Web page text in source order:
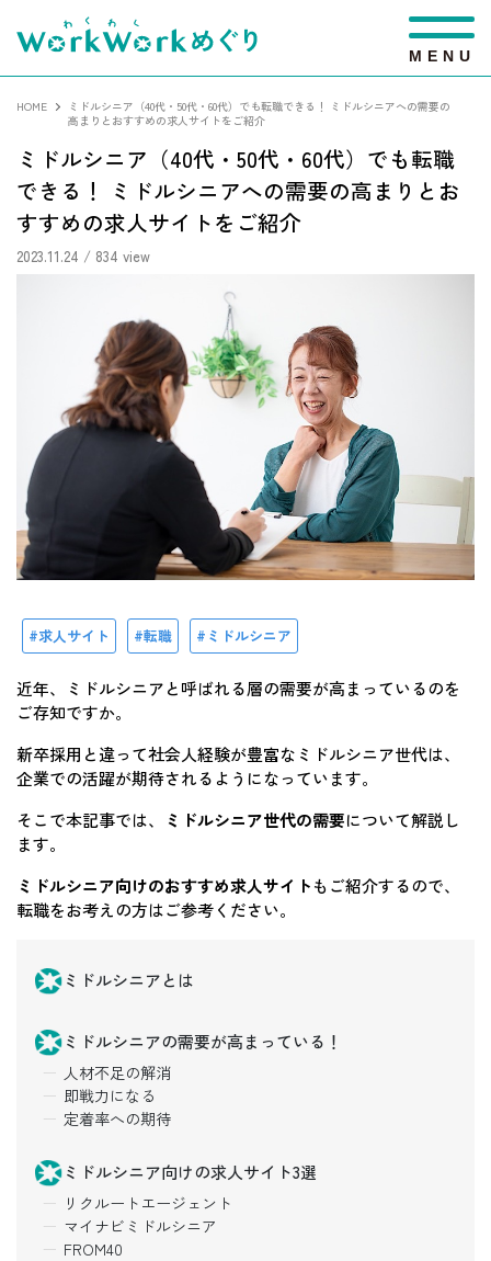
M E N U
HOME
ミドルシニア（40代・50代・60代）でも転職できる！ ミドルシニアへの需要の
高まりとおすすめの求人サイトをご紹介
ミドルシニア（40代・50代・60代）でも転職
できる！ ミドルシニアへの需要の高まりとお
すすめの求人サイトをご紹介
2023.11.24 / 834 view
求人サイト 転職 ミドルシニア
近年、ミドルシニアと呼ばれる層の需要が高まっているのを
ご存知ですか。
新卒採用と違って社会人経験が豊富なミドルシニア世代は、
企業での活躍が期待されるようになっています。
そこで本記事では、
ミドルシニア世代の需要について解説し
ます。
ミドルシニア向けのおすすめ求人サイトもご紹介するので、
転職をお考えの方はご参考ください。
ミドルシニアとは
ミドルシニアの需要が高まっている！
人材不足の解消
即戦力になる
定着率への期待
ミドルシニア向けの求人サイト3選
リクルートエージェント
マイナビミドルシニア
FROM40